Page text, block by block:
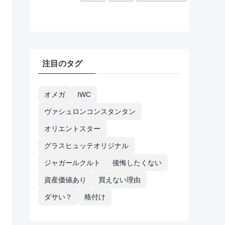
注目のタグ
オメガ IWC
ヴァシュロンコンスタンタン
オリエントスター
グラスヒュッテオリジナル
ジャガールクルト 後悔したくない
資産価値あり 買えない理由
ダサい？ 格付け